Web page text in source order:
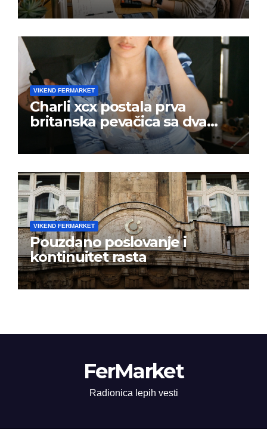
VIKEND FERMARKET
Charli xcx postala prva
britanska pevačica sa dva
albuma na prvom mestu u
istoj kalendarskoj godini
VIKEND FERMARKET
Pouzdano poslovanje i
kontinuitet rasta
FerMarket
Radionica lepih vesti